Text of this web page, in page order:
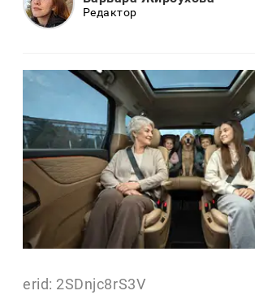
Редактор
erid: 2SDnjc8rS3V